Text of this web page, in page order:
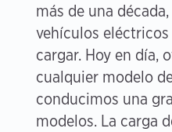
más de una
vehículos
cargar. Hoy en día,
cualquier modelo
conducimos una
modelos. La carga